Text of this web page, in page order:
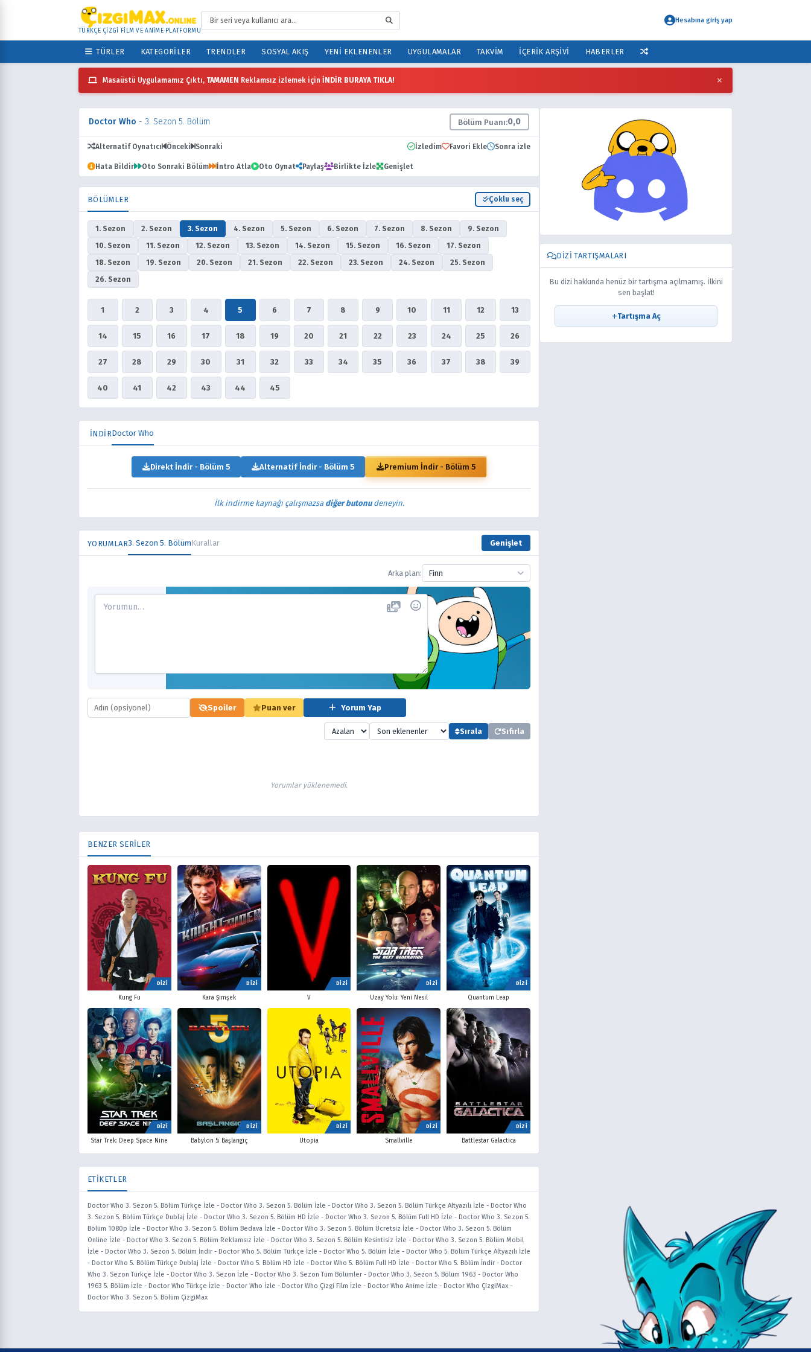
TÜRKÇE ÇİZGİ FİLM VE ANİME PLATFORMU
Hesabına giriş yap
TÜRLER KATEGORILER TRENDLER SOSYAL AKIŞ YENI EKLENENLER UYGULAMALAR TAKVIM İÇERIK ARŞIVI HABERLER
Masaüstü Uygulamamız Çıktı, TAMAMEN Reklamsız izlemek için İNDİR BURAYA TIKLA! ×
Doctor Who - 3. Sezon 5. Bölüm Bölüm Puanı:0,0
Alternatif Oynatıcı Önceki Sonraki İzledim Favori Ekle Sonra izle
Hata Bildir Oto Sonraki Bölüm İntro Atla Oto Oynat Paylaş Birlikte İzle Genişlet
BÖLÜMLER Çoklu seç
1. Sezon 2. Sezon 3. Sezon 4. Sezon 5. Sezon 6. Sezon 7. Sezon 8. Sezon
9. Sezon
10. Sezon
11. Sezon 12. Sezon 13. Sezon 14. Sezon 15. Sezon 16. Sezon
17. Sezon
18. Sezon
19. Sezon 20. Sezon 21. Sezon 22. Sezon 23. Sezon 24. Sezon
25. Sezon
26. Sezon
1 2 3 4 5 6 7 8 9 10 11 12 13
14 15 16 17 18 19 20 21 22 23 24 25 26
27 28 29 30 31 32 33 34 35 36 37 38 39
40 41 42 43 44 45
İNDİRDoctor Who
Direkt İndir - Bölüm 5 Alternatif İndir - Bölüm 5 Premium İndir - Bölüm 5
İlk indirme kaynağı çalışmazsa diğer butonudeneyin.
YORUMLAR3. Sezon 5. BölümKurallar Genişlet
Arka plan: Finn
Spoiler Puan ver Yorum Yap
Sırala Sıfırla
Yorumlar yüklenemedi.
BENZER SERİLER
DİZİ
Kung Fu
DİZİ
Kara Şimşek
DİZİ
V
DİZİ
Uzay Yolu: Yeni Nesil
DİZİ
Quantum Leap
DİZİ
Star Trek: Deep Space Nine
DİZİ
Babylon 5: Başlangıç
DİZİ
Utopia
DİZİ
Smallville
DİZİ
Battlestar Galactica
ETİKETLER
Doctor Who 3. Sezon 5. Bölüm Türkçe İzle - Doctor Who 3. Sezon 5. Bölüm İzle - Doctor Who 3. Sezon 5. Bölüm Türkçe Altyazılı İzle - Doctor Who
3. Sezon 5. Bölüm Türkçe Dublaj İzle - Doctor Who 3. Sezon 5. Bölüm HD İzle - Doctor Who 3. Sezon 5. Bölüm Full HD İzle - Doctor Who 3. Sezon 5.
Bölüm 1080p İzle - Doctor Who 3. Sezon 5. Bölüm Bedava İzle - Doctor Who 3. Sezon 5. Bölüm Ücretsiz İzle - Doctor Who 3. Sezon 5. Bölüm
Online İzle - Doctor Who 3. Sezon 5. Bölüm Reklamsız İzle - Doctor Who 3. Sezon 5. Bölüm Kesintisiz İzle - Doctor Who 3. Sezon 5. Bölüm Mobil
İzle - Doctor Who 3. Sezon 5. Bölüm İndir - Doctor Who 5. Bölüm Türkçe İzle - Doctor Who 5. Bölüm İzle - Doctor Who 5. Bölüm Türkçe Altyazılı İzle
- Doctor Who 5. Bölüm Türkçe Dublaj İzle - Doctor Who 5. Bölüm HD İzle - Doctor Who 5. Bölüm Full HD İzle - Doctor Who 5. Bölüm İndir - Doctor
Who 3. Sezon Türkçe İzle - Doctor Who 3. Sezon İzle - Doctor Who 3. Sezon Tüm Bölümler - Doctor Who 3. Sezon 5. Bölüm 1963 - Doctor Who
1963 5. Bölüm İzle - Doctor Who Türkçe İzle - Doctor Who İzle - Doctor Who Çizgi Film İzle - Doctor Who Anime İzle - Doctor Who ÇizgiMax -
Doctor Who 3. Sezon 5. Bölüm ÇizgiMax
DIZI TARTIŞMALARI
Bu dizi hakkında henüz bir tartışma açılmamış. İlkini
sen başlat!
Tartışma Aç